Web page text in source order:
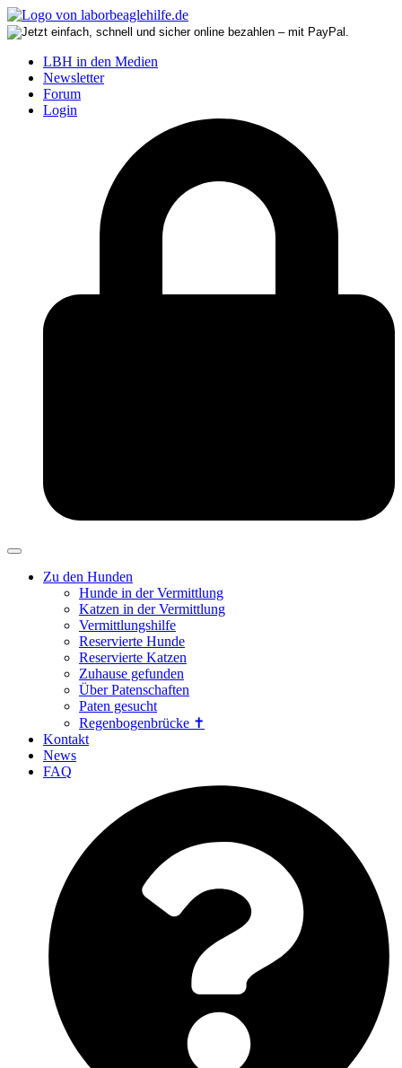
LBH in den Medien
Newsletter
Forum
Login
Zu den Hunden
Hunde in der Vermittlung
Katzen in der Vermittlung
Vermittlungshilfe
Reservierte Hunde
Reservierte Katzen
Zuhause gefunden
Über Patenschaften
Paten gesucht
Regenbogenbrücke ✝
Kontakt
News
FAQ